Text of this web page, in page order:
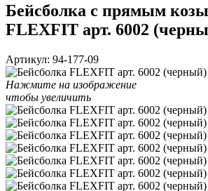
Бейсболка с прямым
FLEXFIT арт. 6002
Артикул: 94-177-09
Нажмите на изображение
чтобы увеличить